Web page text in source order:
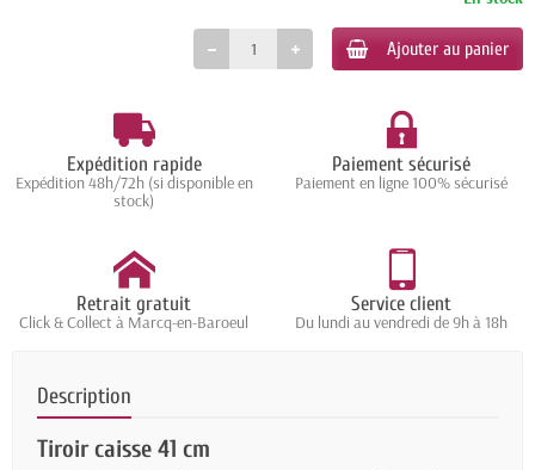
Ajouter au panier
Expédition rapide
Expédition 48h/72h (si disponible en
stock)
Paiement sécurisé
Paiement en ligne 100% sécurisé
Retrait gratuit
Click & Collect à Marcq-en-Baroeul
Service client
Du lundi au vendredi de 9h à 18h
Description
Tiroir caisse 41 cm